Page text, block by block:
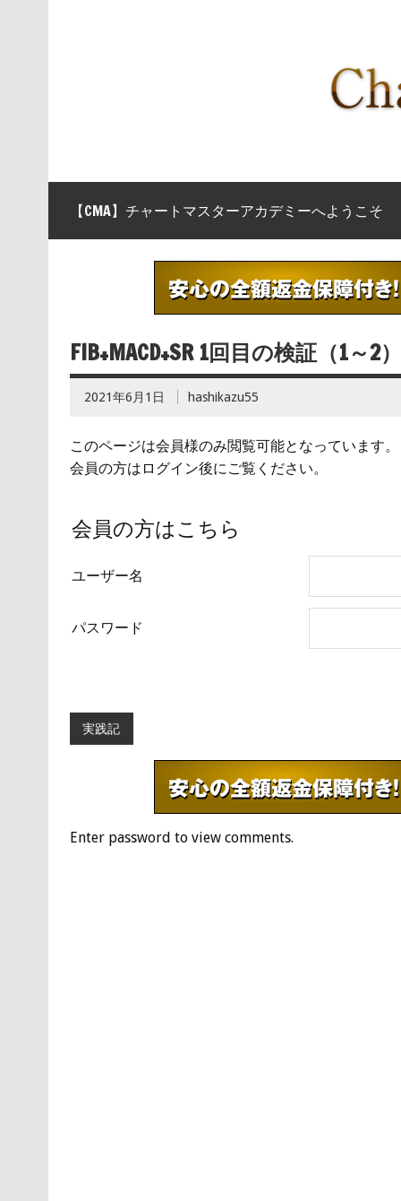
【CMA】チャートマスターアカデミーへようこそ
FIB+MACD+SR 1回目の検証（1
2021年6月1日 hashikazu55
このページは会員様のみ閲覧可能となっています。
会員の方はログイン後にご覧ください。
会員の方はこちら
ユーザー名
パスワード
実践記
Enter password to view comments.